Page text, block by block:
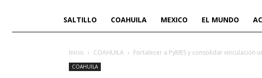
SALTILLO COAHUILA MEXICO EL MUNDO
Inicio COAHUILA Fortalecer a PyMES y consolidar
COAHUILA